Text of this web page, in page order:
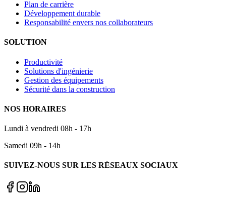
Plan de carrière
Développement durable
Responsabilité envers nos collaborateurs
SOLUTION
Productivité
Solutions d'ingénierie
Gestion des équipements
Sécurité dans la construction
NOS HORAIRES
Lundi à vendredi 08h - 17h
Samedi 09h - 14h
SUIVEZ-NOUS SUR LES RÉSEAUX SOCIAUX